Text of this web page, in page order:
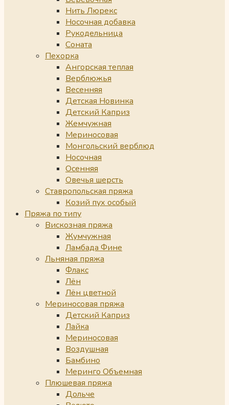
Нить Люрекс
Носочная добавка
Рукодельница
Соната
Пехорка
Ангорская теплая
Верблюжья
Весенняя
Детская Новинка
Детский Каприз
Жемчужная
Мериносовая
Монгольский верблюд
Носочная
Осенняя
Овечья шерсть
Ставропольская пряжа
Козий пух особый
Пряжа по типу
Вискозная пряжа
Жумчужная
Ламбада Фине
Льняная пряжа
Флакс
Лён
Лён цветной
Мериносовая пряжа
Детский Каприз
Лайка
Мериносовая
Воздушная
Бамбино
Меринго Объемная
Плюшевая пряжа
Дольче